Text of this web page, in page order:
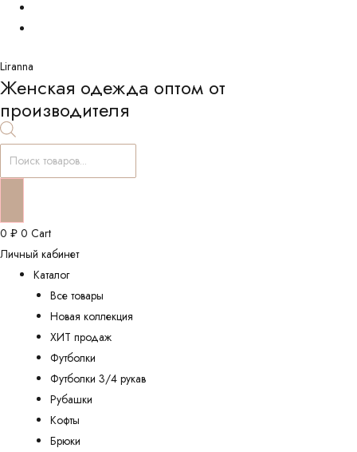
Liranna
Женская одежда оптом от
производителя
Поиск
товаров
0 ₽ 0 Cart
Личный кабинет
Каталог
Все товары
Новая коллекция
ХИТ продаж
Футболки
Футболки 3/4 рукав
Рубашки
Кофты
Брюки